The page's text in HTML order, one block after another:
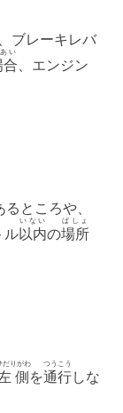
ブレーキレバ
合
い
、エンジン
るところや、
ル以内
いない
の場所
ばしょ
側
だりがわ
を通行
つうこう
しな